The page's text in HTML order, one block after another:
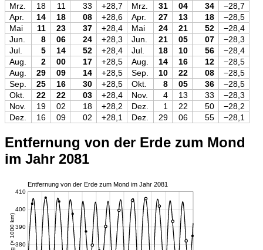
Mrz.
18 11 33 +28,7 Mrz. 31 04 34
−28,7
Apr.
14 18 08 +28,6 Apr. 27 13 18
−28,5
Mai
11 23 37 +28,4 Mai 24 21 52
−28,4
Jun.
8 06 24 +28,3 Jun. 21 05 07
−28,3
Jul.
5 14 52 +28,4 Jul. 18 10 56
−28,4
Aug.
2 00 17 +28,5 Aug. 14 16 12
−28,5
Aug.
29 09 14 +28,5 Sep. 10 22 08
−28,5
Sep.
25 16 30 +28,5 Okt. 8 05 36
−28,5
Okt.
22 22 03 +28,4 Nov. 4 13 33
−28,3
Nov.
19 02 18 +28,2 Dez. 1 22 50
−28,2
Dez.
16 09 02 +28,1 Dez. 29 06 55 −28,1
Entfernung von der Erde zum Mond
im Jahr 2081